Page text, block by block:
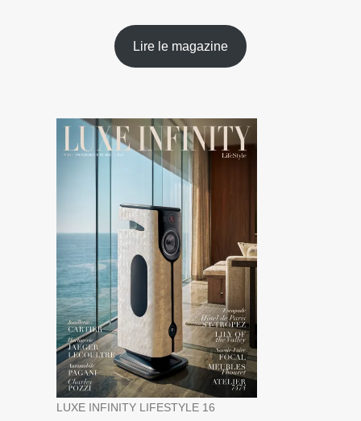
Lire le magazine
LUXE INFINITY LIFESTYLE 16